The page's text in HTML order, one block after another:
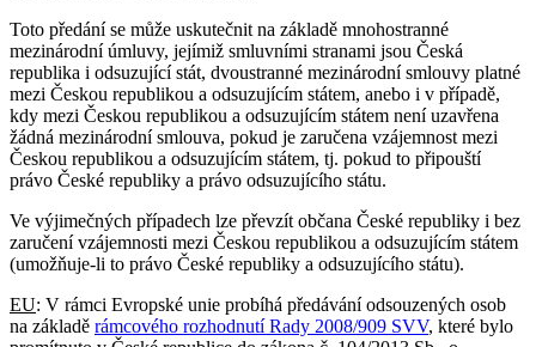
Toto předání se může uskutečnit na základě mnohostranné
mezinárodní úmluvy, jejímiž smluvními stranami jsou Česká
republika i odsuzující stát, dvoustranné mezinárodní smlouvy platné
mezi Českou republikou a odsuzujícím státem, anebo i v případě,
kdy mezi Českou republikou a odsuzujícím státem není uzavřena
žádná mezinárodní smlouva, pokud je zaručena vzájemnost mezi
Českou republikou a odsuzujícím státem, tj. pokud to připouští
právo České republiky a právo odsuzujícího státu.
Ve výjimečných případech lze převzít občana České republiky i bez
zaručení vzájemnosti mezi Českou republikou a odsuzujícím státem
(umožňuje-li to právo České republiky a odsuzujícího státu).
EU: V rámci Evropské unie probíhá předávání odsouzených osob
na základě rámcového rozhodnutí Rady 2008/909 SVV, které bylo